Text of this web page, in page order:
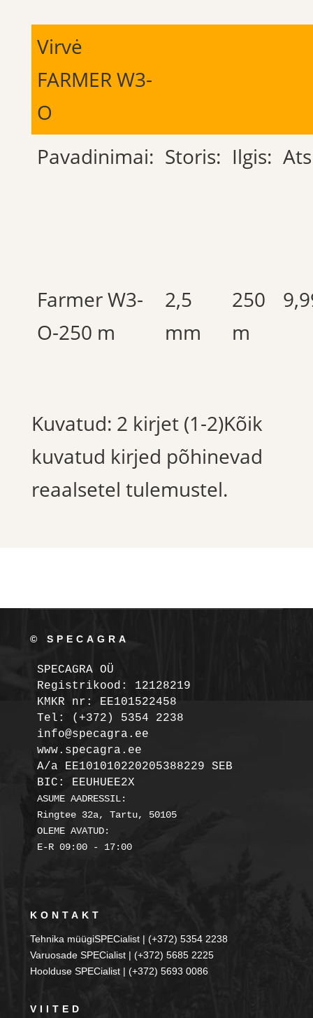
Virvė
FARMER W3-
O
Pavadinimai: Storis: Ilgis:
Farmer W3-
O-250 m
2,5
mm
250
m
Kuvatud: 2 kirjet (1-2)Kõik
kuvatud kirjed põhinevad
reaalsetel tulemustel.
© SPECAGRA
SPECAGRA OÜ
Registrikood: 12128219
KMKR nr: EE101522458
Tel: (+372) 5354 2238
info@specagra.ee
A/a EE101010220205388229 SEB
BIC: EEUHUEE2X
ASUME AADRESSIL:
Ringtee 32a, Tartu, 50105
OLEME AVATUD:
E-R 09:00 - 17:00
KONTAKT
Tehnika müügiSPECialist | (+372) 5354 2238
Varuosade SPECialist | (+372) 5685 2225
Hoolduse SPECialist | (+372) 5693 0086
VIITED